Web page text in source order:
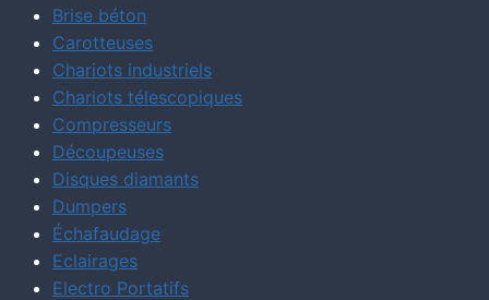
Brise béton
Carotteuses
Chariots industriels
Chariots télescopiques
Compresseurs
Découpeuses
Disques diamants
Dumpers
Échafaudage
Eclairages
Electro Portatifs